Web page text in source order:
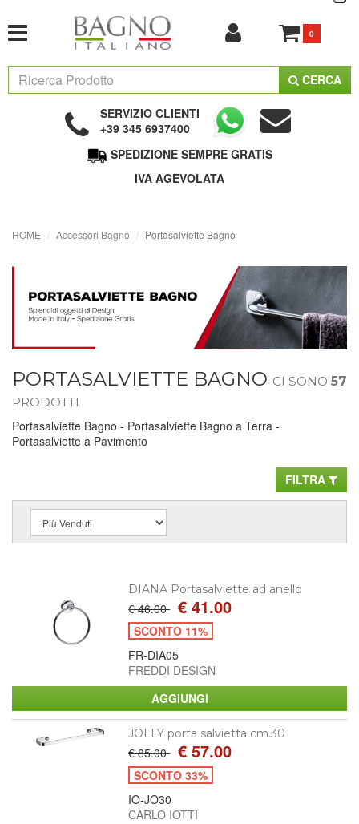
0
CERCA
SERVIZIO CLIENTI
+39 345 6937400
SPEDIZIONE SEMPRE GRATIS
IVA AGEVOLATA
HOME Accessori Bagno Portasalviette Bagno
PORTASALVIETTE BAGNO CI SONO 57
PRODOTTI
Portasalviette Bagno - Portasalviette Bagno a Terra -
Portasalviette a Pavimento
FILTRA
DIANA Portasalviette ad anello
€ 46.00 € 41.00
SCONTO 11%
FR-DIA05
FREDDI DESIGN
JOLLY porta salvietta cm.30
€ 85.00 € 57.00
SCONTO 33%
IO-JO30
CARLO IOTTI